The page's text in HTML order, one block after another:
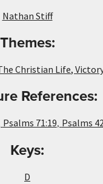
Nathan Stiff
Themes:
Christian Life,
References:
Psalms 71:19, Psalms
Keys:
D